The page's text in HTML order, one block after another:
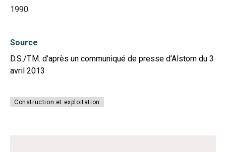
1990.
Source
D.S./T.M. d’après un communiqué de presse d’Alstom du 3
avril 2013
Construction et exploitation